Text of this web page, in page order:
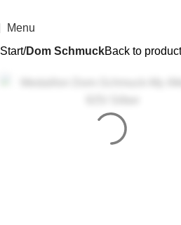
Menu
Start Dom SchmuckBack to